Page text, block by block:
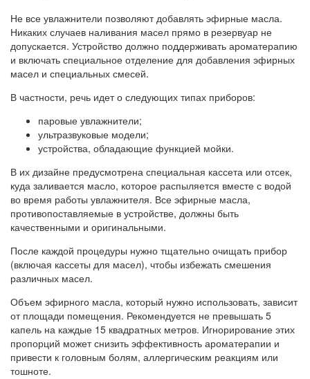
Не все увлажнители позволяют добавлять эфирные масла.
Никаких случаев наливания масел прямо в резервуар не
допускается. Устройство должно поддерживать ароматерапию
и включать специальное отделение для добавления эфирных
масел и специальных смесей.
В частности, речь идет о следующих типах приборов:
паровые увлажнители;
ультразвуковые модели;
устройства, обладающие функцией мойки.
В их дизайне предусмотрена специальная кассета или отсек,
куда заливается масло, которое распыляется вместе с водой
во время работы увлажнителя. Все эфирные масла,
противопоставляемые в устройстве, должны быть
качественными и оригинальными.
После каждой процедуры нужно тщательно очищать прибор
(включая кассеты для масел), чтобы избежать смешения
различных масел.
Объем эфирного масла, который нужно использовать, зависит
от площади помещения. Рекомендуется не превышать 5
капель на каждые 15 квадратных метров. Игнорирование этих
пропорций может снизить эффективность ароматерапии и
привести к головным болям, аллергическим реакциям или
тошноте.